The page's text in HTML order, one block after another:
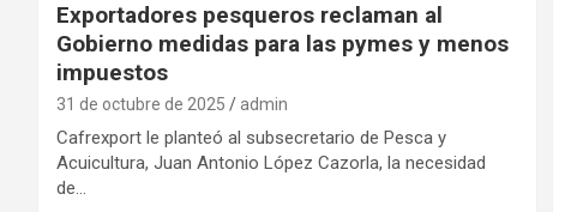
Exportadores pesqueros reclaman al
Gobierno medidas para las pymes y menos
impuestos
31 de octubre de 2025 admin
Cafrexport le planteó al subsecretario de Pesca y
Acuicultura, Juan Antonio López Cazorla, la necesidad
de…